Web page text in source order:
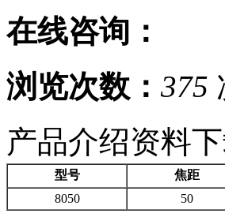
在线咨询：
浏览次数： 375
产品介绍资料
型号 焦距
8050
50